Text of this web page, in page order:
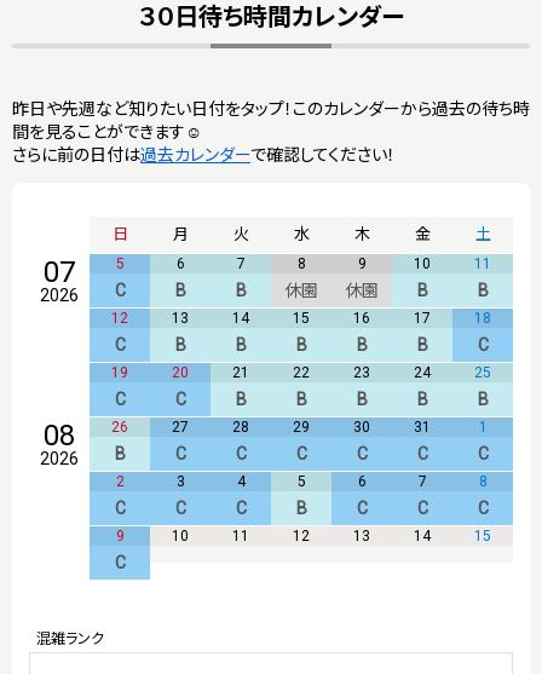
３０日待ち時間カレンダー
昨日や先週など知りたい日付をタップ！このカレンダーから過去の待ち時
間を見ることができます☺
さらに前の日付は過去カレンダーで確認してください！
日 月 火 水 木 金 土
07
2026
5
C
6
B
7
B
8
休園
9
休園
10
B
11
B
12
C
13
B
14
B
15
B
16
B
17
B
18
C
19
C
20
C
21
B
22
B
23
B
24
B
25
B
08
2026
26
B
27
C
28
C
29
C
30
C
31
C
1
C
2
C
3
C
4
C
5
B
6
C
7
C
8
C
9
C
10 11 12 13 14 15